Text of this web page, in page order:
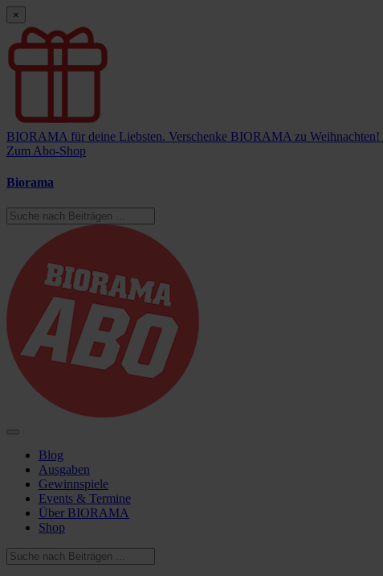
×
BIORAMA für deine Liebsten. Verschenke BIORAMA zu Weihnachten!
Zum Abo-Shop
Biorama
Blog
Ausgaben
Gewinnspiele
Events & Termine
Über BIORAMA
Shop